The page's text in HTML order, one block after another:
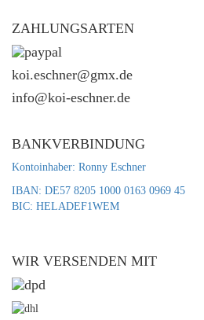
ZAHLUNGSARTEN
koi.eschner@gmx.de
info@koi-eschner.de
BANKVERBINDUNG
Kontoinhaber: Ronny Eschner
IBAN: DE57 8205 1000 0163 0969 45
BIC: HELADEF1WEM
WIR VERSENDEN MIT